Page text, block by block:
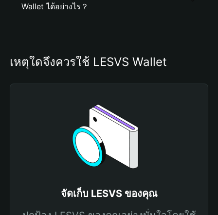
Wallet ได้อย่างไร？
เหตุใดจึงควรใช้ LESVS Wallet
จัดเก็บ LESVS ของคุณ